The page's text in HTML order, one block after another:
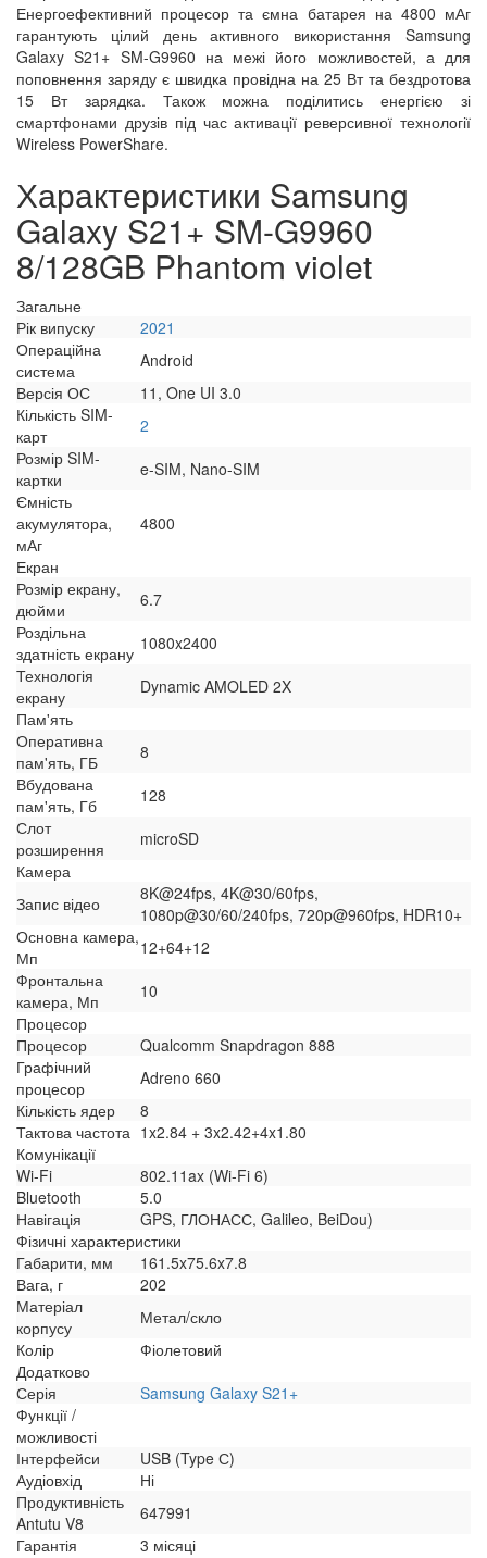
Енергоефективний процесор та ємна батарея на 4800 мАг
гарантують цілий день активного використання Samsung
Galaxy S21+ SM-G9960 на межі його можливостей, а для
поповнення заряду є швидка провідна на 25 Вт та бездротова
15 Вт зарядка. Також можна поділитись енергією зі
смартфонами друзів під час активації реверсивної технології
Wireless PowerShare.
Характеристики Samsung
Galaxy S21+ SM-G9960
8/128GB Phantom violet
Загальне
Рік випуску
2021
Операційна
система
Android
Версія ОС
11, One UI 3.0
Кількість SIM-
карт
2
Розмір SIM-
картки
e-SIM, Nano-SIM
Ємність
акумулятора,
мАг
4800
Екран
Розмір екрану,
дюйми
6.7
Роздільна
здатність екрану 1080x2400
Технологія
екрану
Dynamic AMOLED 2X
Пам'ять
Оперативна
пам'ять, ГБ
8
Вбудована
пам'ять, Гб
128
Слот
розширення
microSD
Камера
Запис відео
8K@24fps, 4K@30/60fps,
1080p@30/60/240fps, 720p@960fps, HDR10+
Основна камера,
Мп
12+64+12
Фронтальна
камера, Мп
10
Процесор
Процесор
Qualcomm Snapdragon 888
Графічний
процесор
Adreno 660
Кількість ядер
8
Тактова частота 1x2.84 + 3x2.42+4x1.80
Комунікації
Wi-Fi
802.11ax (Wi-Fi 6)
Bluetooth
5.0
Навігація
GPS, ГЛОНАСС, Galileo, BeiDou)
Фізичні характеристики
Габарити, мм
161.5x75.6x7.8
Вага, г
202
Матеріал
корпусу
Метал/скло
Колір
Фіолетовий
Додатково
Серія
Samsung Galaxy S21+
Функції /
можливості
Інтерфейси
USB (Type С)
Аудіовхід
Ні
Продуктивність
Antutu V8
647991
Гарантія
3 місяці